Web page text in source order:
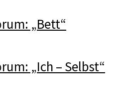
„Bett“
„Ich – Selbst“